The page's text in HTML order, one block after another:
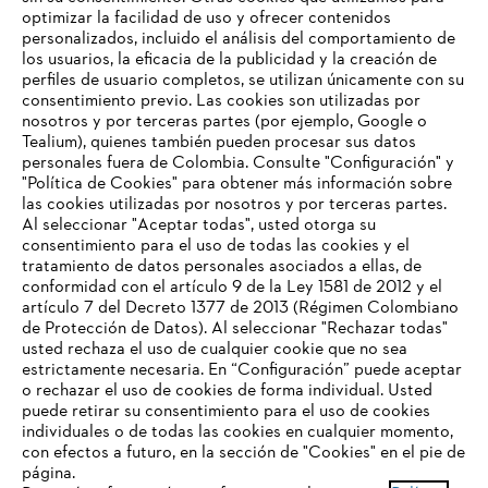
Nuestra empresa
Preguntas frecuentes
Contacto
TU NAVEGADOR NO ES
COMPATIBLE
El navegador que estás utilizando no es compatible con
nuestra página web. Para que puedas disfrutar de nuestro
contenido, utiliza uno de los siguientes navegadores:
optimizar la facilidad de uso y ofrecer contenidos
personalizados, incluido el análisis del comportamiento de
los usuarios, la eficacia de la publicidad y la creación de
perfiles de usuario completos, se utilizan únicamente con su
consentimiento previo. Las cookies son utilizadas por
nosotros y por terceras partes (por ejemplo, Google o
Tealium), quienes también pueden procesar sus datos
personales fuera de Colombia. Consulte "Configuración" y
"Política de Cookies" para obtener más información sobre
las cookies utilizadas por nosotros y por terceras partes.
Al seleccionar "Aceptar todas", usted otorga su
consentimiento para el uso de todas las cookies y el
tratamiento de datos personales asociados a ellas, de
conformidad con el artículo 9 de la Ley 1581 de 2012 y el
artículo 7 del Decreto 1377 de 2013 (Régimen Colombiano
de Protección de Datos). Al seleccionar "Rechazar todas"
usted rechaza el uso de cualquier cookie que no sea
estrictamente necesaria. En “Configuración” puede aceptar
o rechazar el uso de cookies de forma individual. Usted
puede retirar su consentimiento para el uso de cookies
individuales o de todas las cookies en cualquier momento,
con efectos a futuro, en la sección de "Cookies" en el pie de
página.